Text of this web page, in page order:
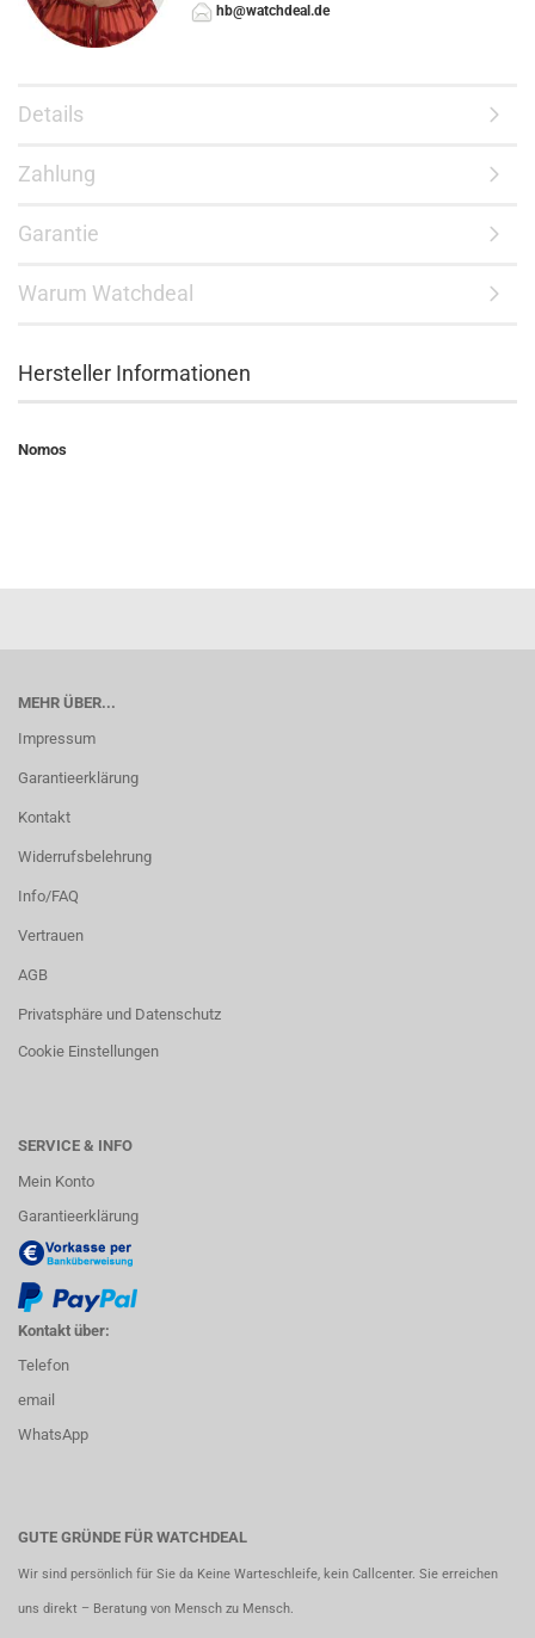
hb@watchdeal.de
Details
Zahlung
Garantie
Warum Watchdeal
Hersteller Informationen
Nomos
MEHR ÜBER...
Impressum
Garantieerklärung
Kontakt
Widerrufsbelehrung
Info/FAQ
Vertrauen
AGB
Privatsphäre und Datenschutz
Cookie Einstellungen
SERVICE & INFO
Mein Konto
Garantieerklärung
Kontakt über:
Telefon
email
WhatsApp
GUTE GRÜNDE FÜR WATCHDEAL
Wir sind persönlich für Sie da Keine Warteschleife, kein Callcenter. Sie erreichen
uns direkt – Beratung von Mensch zu Mensch.